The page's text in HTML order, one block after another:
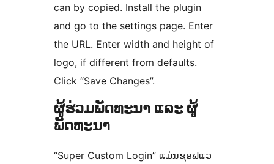
can by copied. Install the plugin
and go to the settings page. Enter
the URL. Enter width and height of
logo, if different from defaults.
Click “Save Changes”.
ຜູ້ຮ່ວມພັດທະນາ ແລະ ຜູ້
ພັດທະນາ
“Super Custom Login” ແມ່ນຊອຟແວ